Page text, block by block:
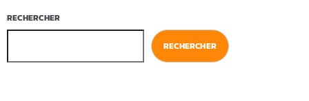
RECHERCHER
RECHERCHER